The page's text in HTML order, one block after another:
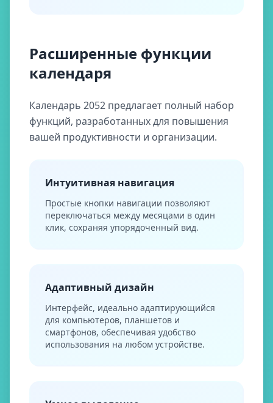
Расширенные функции
календаря
Календарь 2052 предлагает полный набор
функций, разработанных для повышения
вашей продуктивности и организации.
Интуитивная навигация
Простые кнопки навигации позволяют
переключаться между месяцами в один
клик, сохраняя упорядоченный вид.
Адаптивный дизайн
Интерфейс, идеально адаптирующийся
для компьютеров, планшетов и
смартфонов, обеспечивая удобство
использования на любом устройстве.